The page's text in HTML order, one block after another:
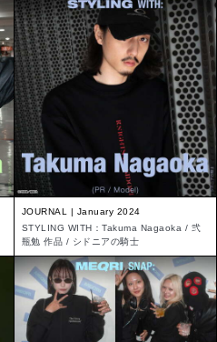
JOURNAL | January 2024
STYLING WITH：Takuma Nagaoka / 弐
瓶勉 作品 / シドニアの騎士